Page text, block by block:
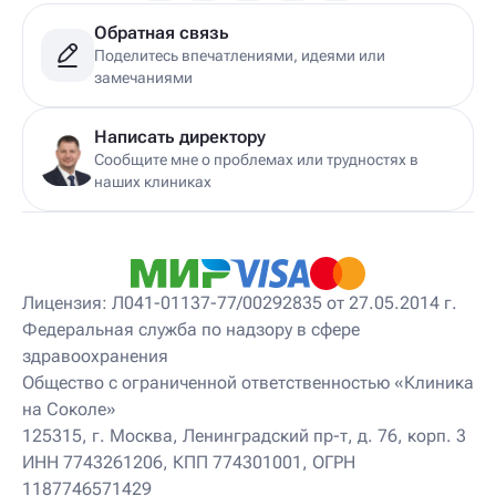
Детский гирудотерапевт
Детский дерматовенеролог
Детский дерматолог
Детский диетолог
Детский инструктор ЛФК
Детский кинезиолог
Детский консультирующий врач ЛФК
Детский мануальный терапевт
Детский массажист
Детский невропатолог
Детский нейропсихолог
Детский нутрициолог
Детский ортопед
Детский остеопат
Детский отоневролог
Детский подиатр
Детский психолог
Детский психотерапевт
Детский реабилитолог
Обратная связь
Поделитесь впечатлениями, идеями или
замечаниями
Написать директору
Сообщите мне о проблемах или трудностях в
наших клиниках
Лицензия: Л041-01137-77/00292835 от 27.05.2014 г.
Федеральная служба по надзору в сфере
здравоохранения
Общество с ограниченной ответственностью «Клиника
на Соколе»
125315, г. Москва, Ленинградский пр-т, д. 76, корп. 3
ИНН 7743261206, КПП 774301001, ОГРН
1187746571429